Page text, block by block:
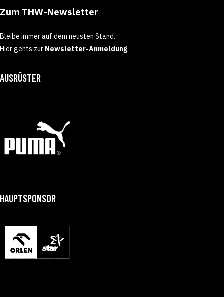
Zum THW-Newsletter
Bleibe immer auf dem neusten Stand.
Hier gehts zur Newsletter-Anmeldung.
AUSRÜSTER
HAUPTSPONSOR